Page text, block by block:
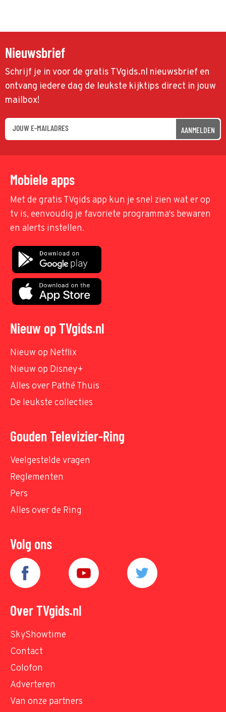
Nieuwsbrief
Schrijf je in voor de gratis TVgids.nl nieuwsbrief en
ontvang iedere dag de leukste kijktips direct in jouw
mailbox!
AANMELDEN
Mobiele apps
Met de gratis TVgids app kun je snel zien wat er op
tv is, eenvoudig je favoriete programma's bewaren
en alerts instellen.
Nieuw op TVgids.nl
Nieuw op Netflix
Nieuw op Disney+
Alles over Pathé Thuis
De leukste collecties
Gouden Televizier-Ring
Veelgestelde vragen
Reglementen
Pers
Alles over de Ring
Volg ons
Over TVgids.nl
SkyShowtime
Contact
Colofon
Adverteren
Van onze partners